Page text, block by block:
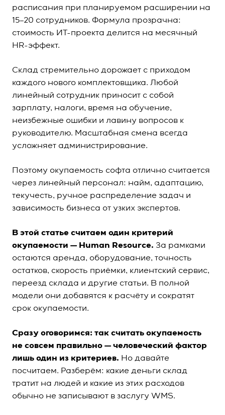
расписания при планируемом расширении на
15–20 сотрудников. Формула прозрачна:
стоимость ИТ-проекта делится на месячный
HR-эффект.
Склад стремительно дорожает с приходом
каждого нового комплектовщика. Любой
линейный сотрудник приносит с собой
зарплату, налоги, время на обучение,
неизбежные ошибки и лавину вопросов к
руководителю. Масштабная смена всегда
усложняет администрирование.
Поэтому окупаемость софта отлично считается
через линейный персонал: найм, адаптацию,
текучесть, ручное распределение задач и
зависимость бизнеса от узких экспертов.
В этой статье считаем один критерий
окупаемости — Human Resource. За рамками
остаются аренда, оборудование, точность
остатков, скорость приёмки, клиентский сервис,
переезд склада и другие статьи. В полной
модели они добавятся к расчёту и сократят
срок окупаемости.
Сразу оговоримся: так считать окупаемость
не совсем правильно — человеческий фактор
лишь один из критериев. Но давайте
посчитаем. Разберём: какие деньги склад
тратит на людей и какие из этих расходов
обычно не записывают в заслугу WMS.